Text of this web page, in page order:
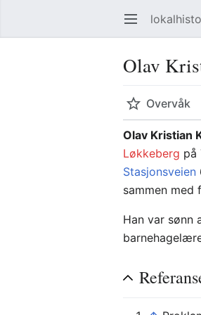
Åpne hovedmenyen
Olav
Overvåk
Olav Kristian
Løkkeberg på
Stasjonsveien
sammen med
Han var sønn